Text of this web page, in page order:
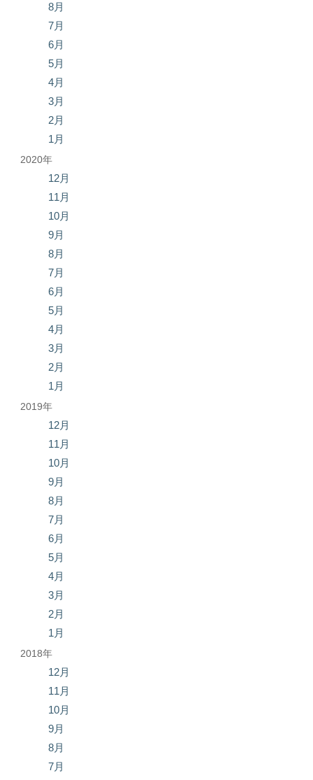
8月
7月
6月
5月
4月
3月
2月
1月
2020年
12月
11月
10月
9月
8月
7月
6月
5月
4月
3月
2月
1月
2019年
12月
11月
10月
9月
8月
7月
6月
5月
4月
3月
2月
1月
2018年
12月
11月
10月
9月
8月
7月